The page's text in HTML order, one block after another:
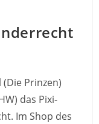
Prinzen)
das Pixi-
Im Shop des